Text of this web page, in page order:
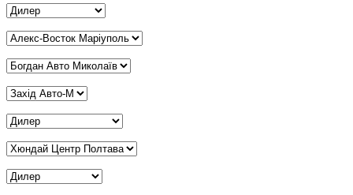
Дилер Львів
Дилер Маріуполь*
Дилер Миколаїв*
Дилер Мукачево
Дилер Одеса
Дилер Полтава*
Дилер Рівне